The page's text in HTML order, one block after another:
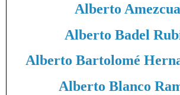
Alberto Amezcua
Alberto Badel
Alberto Bartolomé
Alberto Blanco